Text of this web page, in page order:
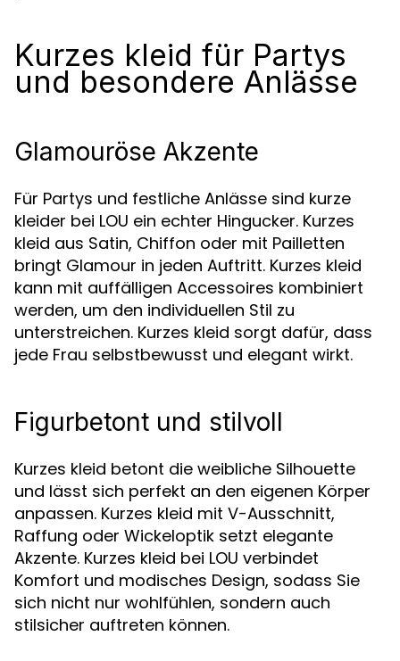
Kurzes kleid für Partys
und besondere Anlässe
Glamouröse Akzente
Für Partys und festliche Anlässe sind kurze
kleider bei LOU ein echter Hingucker. Kurzes
kleid aus Satin, Chiffon oder mit Pailletten
bringt Glamour in jeden Auftritt. Kurzes kleid
kann mit auffälligen Accessoires kombiniert
werden, um den individuellen Stil zu
unterstreichen. Kurzes kleid sorgt dafür, dass
jede Frau selbstbewusst und elegant wirkt.
Figurbetont und stilvoll
Kurzes kleid betont die weibliche Silhouette
und lässt sich perfekt an den eigenen Körper
anpassen. Kurzes kleid mit V-Ausschnitt,
Raffung oder Wickeloptik setzt elegante
Akzente. Kurzes kleid bei LOU verbindet
Komfort und modisches Design, sodass Sie
sich nicht nur wohlfühlen, sondern auch
stilsicher auftreten können.